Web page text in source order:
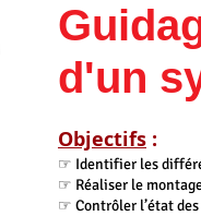
d'un
Objectifs :
☞ Identifier les
☞ Réaliser le
☞ Contrôler l’état